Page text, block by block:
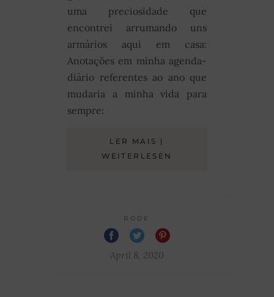
uma preciosidade que
encontrei arrumando uns
armários aqui em casa:
Anotações em minha agenda-
diário referentes ao ano que
mudaria a minha vida para
sempre:
LER MAIS |
WEITERLESEN
RODE
April 8, 2020